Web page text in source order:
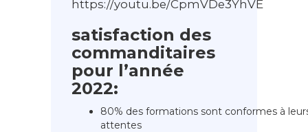
https://youtu.be/CpmVDe3YhVE
satisfaction des
commanditaires
pour l’année
2022:
80% des formations sont conformes à
attentes